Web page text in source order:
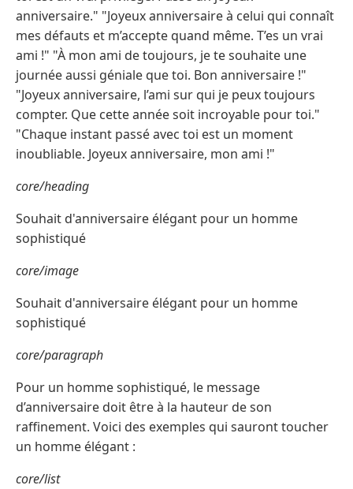
anniversaire." "Joyeux anniversaire à celui qui connaît
mes défauts et m’accepte quand même. T’es un vrai
ami !" "À mon ami de toujours, je te souhaite une
journée aussi géniale que toi. Bon anniversaire !"
"Joyeux anniversaire, l’ami sur qui je peux toujours
compter. Que cette année soit incroyable pour toi."
"Chaque instant passé avec toi est un moment
inoubliable. Joyeux anniversaire, mon ami !"
core/heading
Souhait d'anniversaire élégant pour un homme
sophistiqué
core/image
Souhait d'anniversaire élégant pour un homme
sophistiqué
core/paragraph
Pour un homme sophistiqué, le message
d’anniversaire doit être à la hauteur de son
raffinement. Voici des exemples qui sauront toucher
un homme élégant :
core/list